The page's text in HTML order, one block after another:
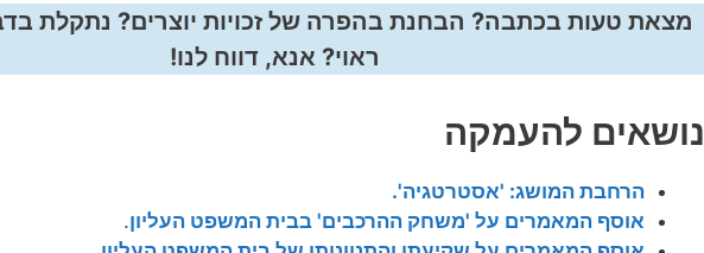
מצאת טעות בכתבה? הבחנת בהפרה של זכויות יוצרים? נתקלת
ראוי? אנא, דווח לנו!
נושאים להעמקה
הרחבת המושג: 'אסטרטגיה'.
אוסף המאמרים על 'משחק ההרכבים' בבית המשפט העליון.